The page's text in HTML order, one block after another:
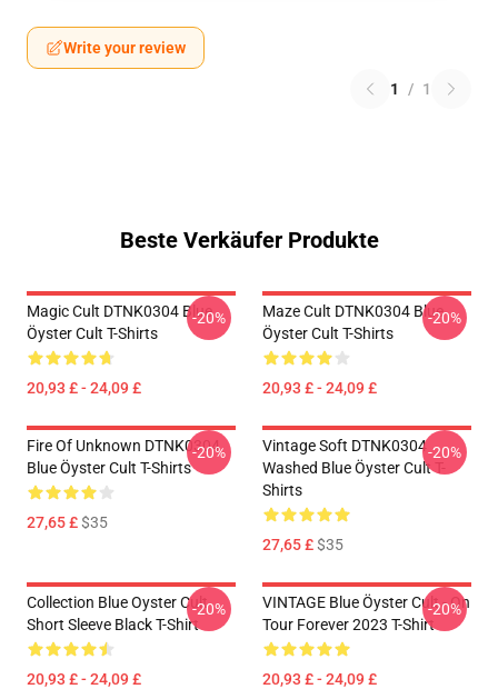
Write your review
1 / 1
Beste Verkäufer Produkte
Magic Cult DTNK0304 Blue
Öyster Cult T-Shirts
20,93 £ - 24,09 £
-20%
Maze Cult DTNK0304 Blue
Öyster Cult T-Shirts
20,93 £ - 24,09 £
-20%
Fire Of Unknown DTNK0304
Blue Öyster Cult T-Shirts
27,65 £$35
-20%
Vintage Soft DTNK0304
Washed Blue Öyster Cult T-
Shirts
27,65 £$35
-20%
Collection Blue Oyster Cult
Short Sleeve Black T-Shirt
20,93 £ - 24,09 £
-20%
VINTAGE Blue Öyster Cult - On
Tour Forever 2023 T-Shirt
20,93 £ - 24,09 £
-20%